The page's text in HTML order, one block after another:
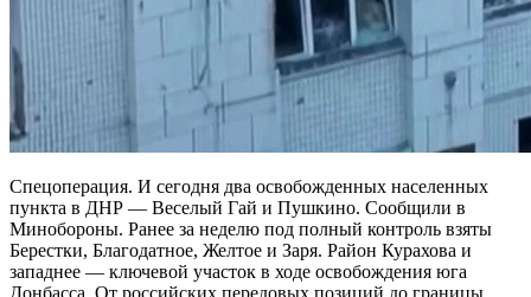
Спецоперация. И сегодня два освобожденных населенных
пункта в ДНР — Веселый Гай и Пушкино. Сообщили в
Минобороны. Ранее за неделю под полный контроль взяты
Берестки, Благодатное, Желтое и Заря. Район Курахова и
западнее — ключевой участок в ходе освобождения юга
Донбасса. От российских передовых позиций до границы